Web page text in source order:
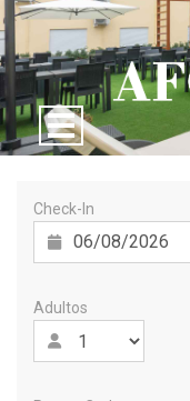
Check-In
Adultos